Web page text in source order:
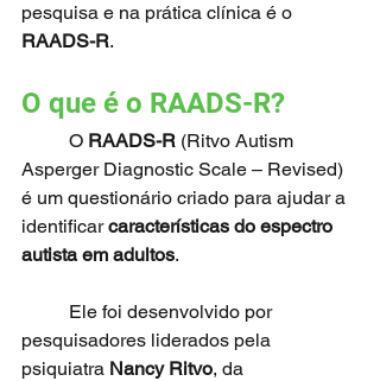
pesquisa e na prática clínica é o
RAADS-R.
O que é o RAADS-R?
	O
RAADS-R (Ritvo Autism
Asperger Diagnostic Scale – Revised)
é um questionário criado para ajudar a
identificar características do espectro
autista em adultos.
pesquisadores liderados pela
psiquiatra Nancy Ritvo, da